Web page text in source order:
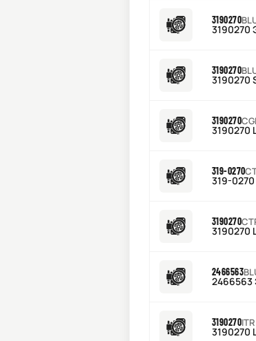
3190270
3190270
3190270
3190270
3190270
319-0270
319-
3190270
3190270
2466563
3190270ITR
3190270